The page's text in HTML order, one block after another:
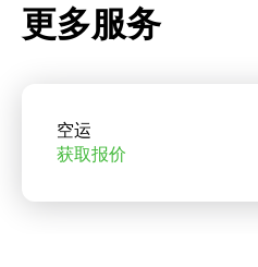
更多服务
空运
获取报价